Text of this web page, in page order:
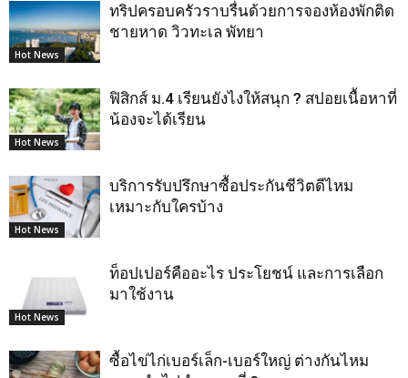
Hot News
ทริปครอบครัวราบรื่นด้วยการจองห้องพักติด
ชายหาด วิวทะเล พัทยา
Hot News
ฟิสิกส์ ม.4 เรียนยังไงให้สนุก ? สปอยเนื้อหาที่
น้องจะได้เรียน
Hot News
บริการรับปรึกษาซื้อประกันชีวิตดีไหม
เหมาะกับใครบ้าง
Hot News
ท็อปเปอร์คืออะไร ประโยชน์ และการเลือก
มาใช้งาน
ซื้อไข่ไก่เบอร์เล็ก-เบอร์ใหญ่ ต่างกันไหม